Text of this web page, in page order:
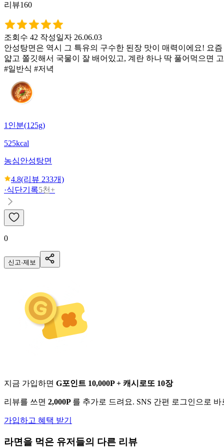
리뷰160
조회수 42 작성일자 26.06.03
안성탕면은 역시 그 특유의 구수한 된장 맛이 매력이에요! 요
얇고 쫄깃해서 국물이 잘 배어있고, 계란 하나 딱 풀어먹으면
#일반식 #저녁
1인분(125g)
525kcal
농심안성탕면
4.8(리뷰 233개)
·식단기록5천+
0
신고·제보
지금 가입하면 G포인트 10,000P + 캐시로또 10장
리뷰를 쓰면 2,000P 를 추가로 드려요. SNS 간편 로그인으로
가입하고 혜택 받기
라면 을 먹은 유저들의 다른 리뷰